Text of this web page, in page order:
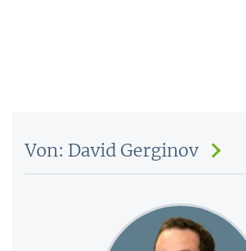
Von: David Gerginov